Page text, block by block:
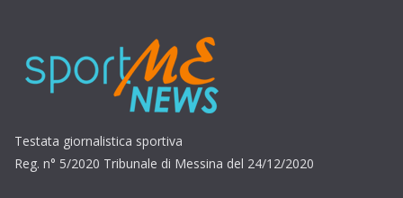
Testata giornalistica sportiva
Reg. n° 5/2020 Tribunale di Messina del 24/12/2020